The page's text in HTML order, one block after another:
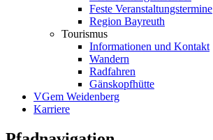
Feste Veranstaltungstermine
Region Bayreuth
Tourismus
Informationen und Kontakt
Wandern
Radfahren
Gänskopfhütte
VGem Weidenberg
Karriere